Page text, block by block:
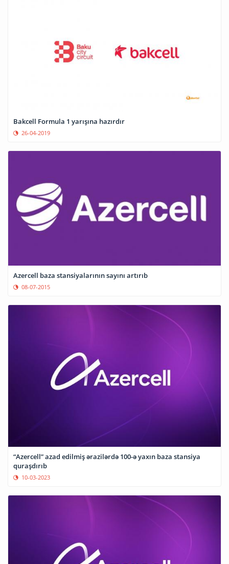
Bakcell Formula 1 yarışına hazırdır
26-04-2019
Azercell baza stansiyalarının sayını artırıb
08-07-2015
“Azercell” azad edilmiş ərazilərdə 100-ə yaxın baza stansiya
quraşdırıb
10-03-2023